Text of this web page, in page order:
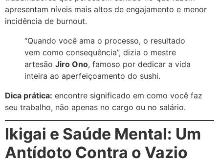
apresentam níveis mais altos de engajamento e menor
incidência de burnout.
“Quando você ama o processo, o resultado
vem como consequência”, dizia o mestre
artesão Jiro Ono, famoso por dedicar a vida
inteira ao aperfeiçoamento do sushi.
Dica prática: encontre significado em como você faz
seu trabalho, não apenas no cargo ou no salário.
Ikigai e Saúde Mental: Um
Antídoto Contra o Vazio